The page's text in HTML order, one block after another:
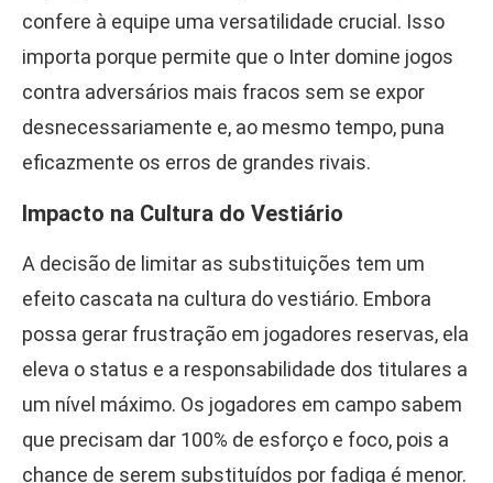
confere à equipe uma versatilidade crucial. Isso
importa porque permite que o Inter domine jogos
contra adversários mais fracos sem se expor
desnecessariamente e, ao mesmo tempo, puna
eficazmente os erros de grandes rivais.
Impacto na Cultura do Vestiário
A decisão de limitar as substituições tem um
efeito cascata na cultura do vestiário. Embora
possa gerar frustração em jogadores reservas, ela
eleva o status e a responsabilidade dos titulares a
um nível máximo. Os jogadores em campo sabem
que precisam dar 100% de esforço e foco, pois a
chance de serem substituídos por fadiga é menor.